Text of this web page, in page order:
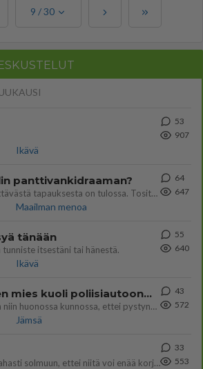
9 /30
Ikävä
53
907
panttivankidraaman?
Uusi draamasarja järkyttävästä tapauksesta on tulossa. Tositapahtumiin perustuva sarja ammentaa vuoden 1986 Mikkelin pan
Maailman menoa
64
647
tänään
itsestäni tai hänestä.
Ikävä
55
640
Iäkäs Jämsäläinen mies kuoli poliisiautoon matkalla Jyväskylän putkaan
Iäkäs vanhus humalassa niin huonossa kunnossa, ettei pystynyt huolehtimaan itsestään niin ainoa apu sillä hetkellä oli
Jämsä
43
572
Välimme menivät niin pahasti solmuun, ettei niitä voi enää korjata. On aika jatkaa elämässä eteenpäin. Toivon sulle kaik
33
553